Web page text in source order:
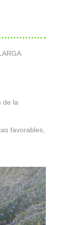
de la
favorables,